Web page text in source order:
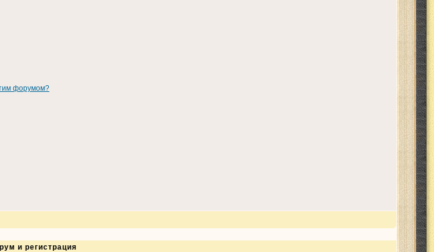
форумом?
и регистрация